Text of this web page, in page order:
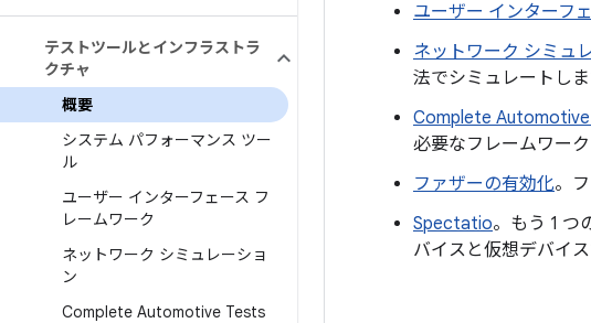
テストツールとインフラストラ
クチャ
概要
システム パフォーマンス ツー
ル
ユーザー インターフェース フ
レームワーク
ネットワーク シミュレーショ
ン
Complete Automotive Tests
ユーザー インターフ
ネットワーク シミュ
法でシミュレートしま
Complete Automotive
必要なフレームワー
ファザーの有効化。
Spectatio。もう 1 つ
バイスと仮想デバイ